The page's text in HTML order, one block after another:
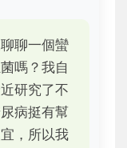
聊一個蠻
嗎？我自
研究了不
病挺有幫
，所以我